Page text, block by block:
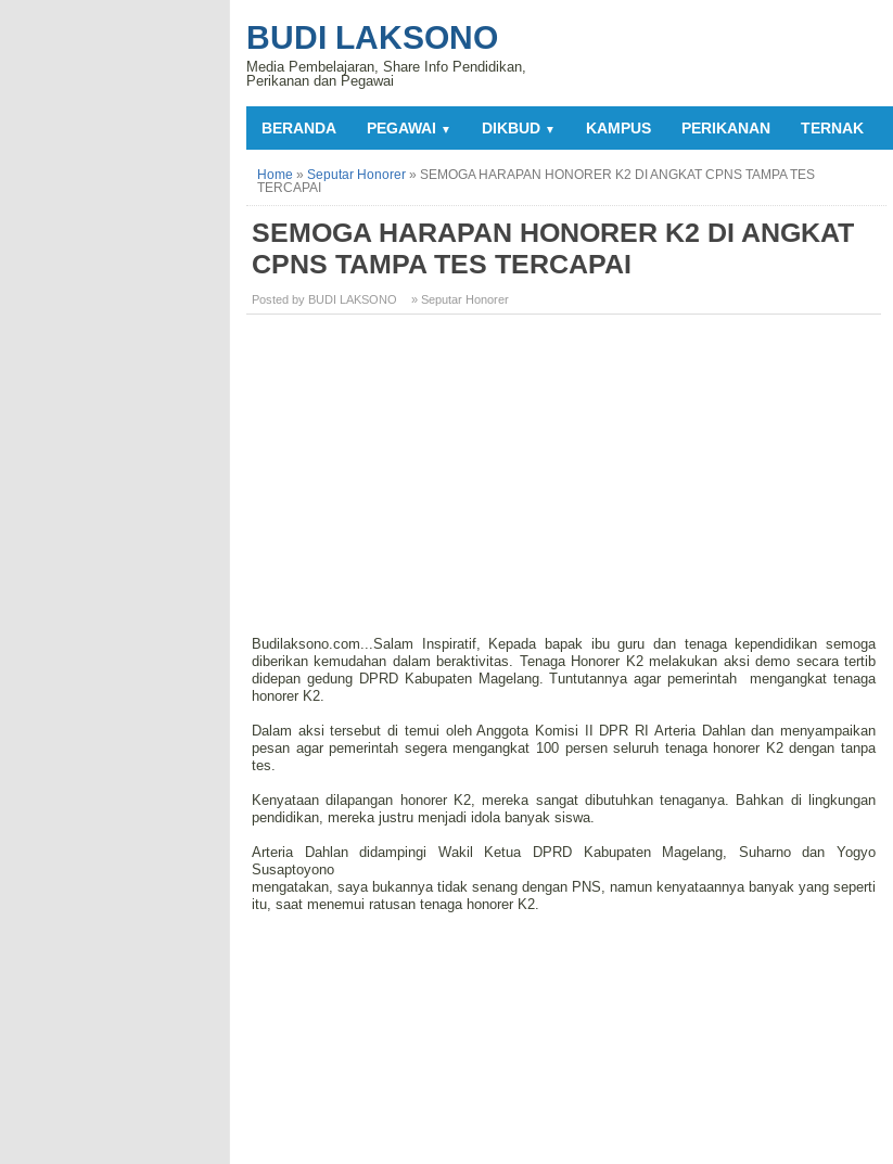
BUDI LAKSONO
Media Pembelajaran, Share Info Pendidikan,
Perikanan dan Pegawai
BERANDA PEGAWAI ▼ DIKBUD ▼ KAMPUS PERIKANAN TERNAK
Home » Seputar Honorer » SEMOGA HARAPAN HONORER K2 DI ANGKAT CPNS TAMPA TES
TERCAPAI
SEMOGA HARAPAN HONORER K2 DI ANGKAT
CPNS TAMPA TES TERCAPAI
Posted by BUDI LAKSONO » Seputar Honorer
Budilaksono.com...Salam Inspiratif, Kepada bapak ibu guru dan tenaga kependidikan semoga
diberikan kemudahan dalam beraktivitas. Tenaga Honorer K2 melakukan aksi demo secara tertib
didepan gedung DPRD Kabupaten Magelang. Tuntutannya agar pemerintah mengangkat tenaga
honorer K2.
Dalam aksi tersebut di temui oleh Anggota Komisi II DPR RI Arteria Dahlan dan menyampaikan
pesan agar pemerintah segera mengangkat 100 persen seluruh tenaga honorer K2 dengan tanpa
tes.
Kenyataan dilapangan honorer K2, mereka sangat dibutuhkan tenaganya. Bahkan di lingkungan
pendidikan, mereka justru menjadi idola banyak siswa.
Arteria Dahlan didampingi Wakil Ketua DPRD Kabupaten Magelang, Suharno dan Yogyo
Susaptoyono
mengatakan, saya bukannya tidak senang dengan PNS, namun kenyataannya banyak yang seperti
itu, saat menemui ratusan tenaga honorer K2.